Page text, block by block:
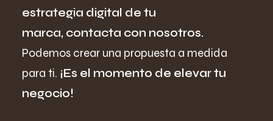
estrategia digital de tu
marca, contacta con nosotros.
Podemos crear una propuesta a medida
para ti. ¡Es el momento de elevar tu
negocio!